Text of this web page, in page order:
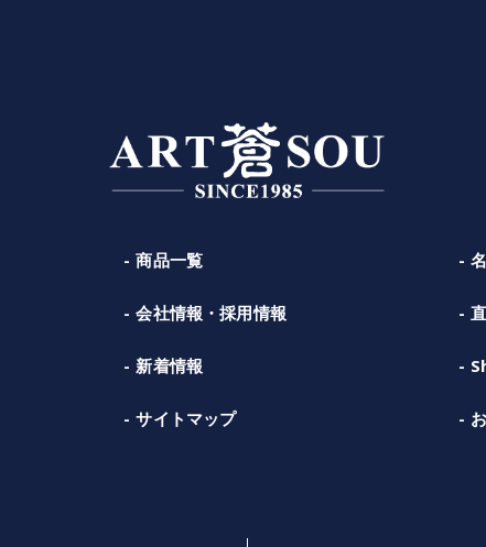
商品一覧
会社情報・採用情報
新着情報
サイトマップ